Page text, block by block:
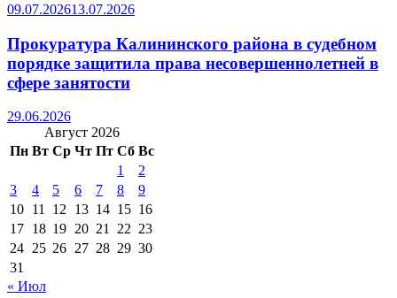
09.07.202613.07.2026
Прокуратура Калининского района в судебном
порядке защитила права несовершеннолетней в
сфере занятости
29.06.2026
Август 2026
Пн Вт Ср Чт Пт Сб Вс
1
2
3
4 5 6 7 8
9
10 11 12 13 14 15 16
17 18 19 20 21 22 23
24 25 26 27 28 29 30
31
« Июл